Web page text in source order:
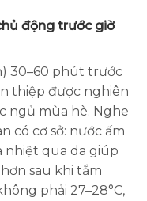
động trước giờ
30–60 phút trước
thiệp được nghiên
ngủ mùa hè. Nghe
có cơ sở: nước ấm
nhiệt qua da giúp
sau khi tắm
phải 27–28°C,